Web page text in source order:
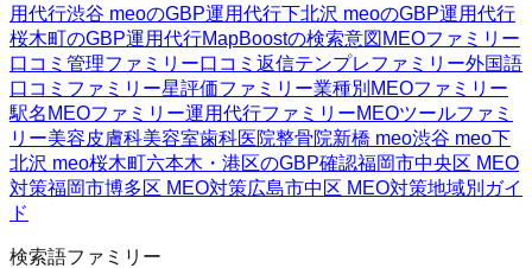
用代行渋谷 meoのGBP運用代行下北沢 meoのGBP運用代行
桜木町のGBP運用代行MapBoostの検索意図 MEOファミリー
口コミ管理ファミリー口コミ返信テンプレファミリー外国語
口コミファミリー星評価ファミリー業種別MEOファミリー
駅名MEOファミリー運用代行ファミリーMEOツールファミ
リー美容皮膚科美容室歯科医院整骨院新橋 meo渋谷 meo下
北沢 meo桜木町六本木・港区のGBP確認福岡市中央区 MEO
対策福岡市博多区 MEO対策広島市中区 MEO対策地域別ガイ
ド
検索語ファミリー